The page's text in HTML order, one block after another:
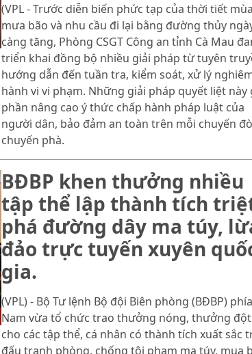
(VPL - Trước diễn biến phức tạp của thời tiết
mưa bão và nhu cầu đi lại bằng đường thủy
càng tăng, Phòng CSGT Công an tỉnh Cà Mau
triển khai đồng bộ nhiều giải pháp từ tuyên
hướng dẫn đến tuần tra, kiểm soát, xử lý
hành vi vi phạm. Những giải pháp quyết liệt này
phần nâng cao ý thức chấp hành pháp luật của
người dân, bảo đảm an toàn trên mỗi chuyến
chuyến phà.
BĐBP khen thưởng nhiều
tập thể lập thành tích
phá đường dây ma túy,
đảo trực tuyến xuyên
gia.
(VPL) - Bộ Tư lệnh Bộ đội Biên phòng (BĐBP) phía
Nam vừa tổ chức trao thưởng nóng, thưởng
cho các tập thể, cá nhân có thành tích xuất sắc
đấu tranh phòng, chống tội phạm ma túy, mua